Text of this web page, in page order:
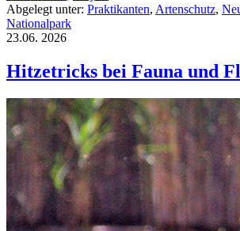
Abgelegt unter: Praktikanten, Artenschutz,
Nationalpark
23.06. 2026
Hitzetricks bei Fauna und